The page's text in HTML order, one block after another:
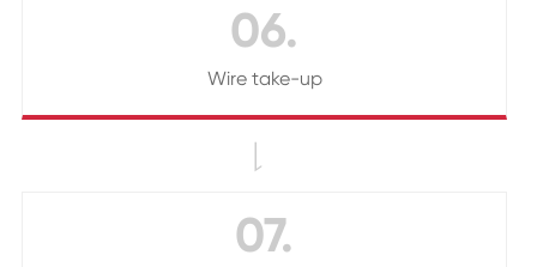
06.
Wire take-up

07.